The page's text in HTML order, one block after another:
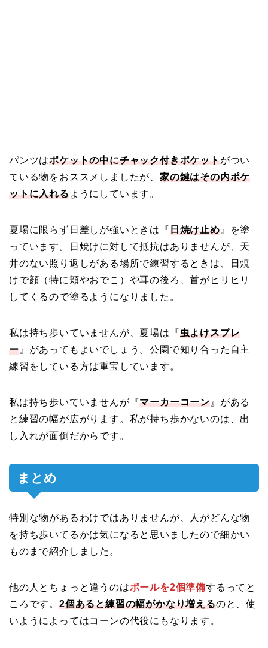
パンツはポケットの中にチャック付きポケットがつい
ている物をおススメしましたが、 家の鍵はその内ポケ
ットに入れるようにしています。
夏場に限らず日差しが強いときは『日焼け止め』を塗
っています。日焼けに対して抵抗はありませんが、天
井のない照り返しがある場所で練習するときは、日焼
けで顔（特に頬やおでこ）や耳の後ろ、首がヒリヒリ
してくるので塗るようになりました。
私は持ち歩いていませんが、夏場は『虫よけスプレ
ー』があってもよいでしょう。公園で知り合った自主
練習をしている方は重宝しています。
私は持ち歩いていませんが『マーカーコーン』がある
と練習の幅が広がります。私が持ち歩かないのは、出
し入れが面倒だからです。
まとめ
特別な物があるわけではありませんが、人がどんな物
を持ち歩いてるかは気になると思いましたので細かい
ものまで紹介しました。
他の人とちょっと違うのはボールを2個準備するってと
ころです。 2個あると練習の幅がかなり増えるのと、使
いようによってはコーンの代役にもなります。